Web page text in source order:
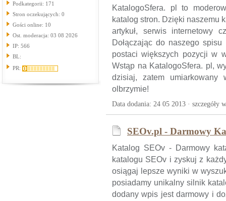
Podkategorii: 171
Stron oczekujących: 0
Gości online: 10
Ost. moderacja: 03 08 2026
IP: 566
BL:
PR:
KatalogoSfera. pl to
katalog stron. Dzięki naszemu
artykuł, serwis internetowy
Dołączając do naszego
postaci większych pozycji w
Wstąp na KatalogoSfera. pl,
dzisiaj, zatem umiarkowany
olbrzymie!
Data dodania: 24 05 2013 · szczegóły
SEOv.pl - Darmowy
Katalog SEOv - Darmowy
katalogu SEOv i zyskuj z
osiągaj lepsze wyniki w
posiadamy unikalny silnik
dodany wpis jest darmowy i